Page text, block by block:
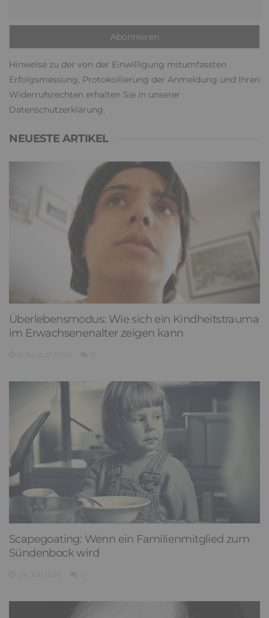
Hinweise zu der von der Einwilligung mitumfassten
Erfolgsmessung, Protokollierung der Anmeldung und Ihren
Widerrufsrechten erhalten Sie in unserer
Datenschutzerklärung.
NEUESTE ARTIKEL
Überlebensmodus: Wie sich ein Kindheitstrauma
im Erwachsenenalter zeigen kann
Scapegoating: Wenn ein Familienmitglied zum
Sündenbock wird